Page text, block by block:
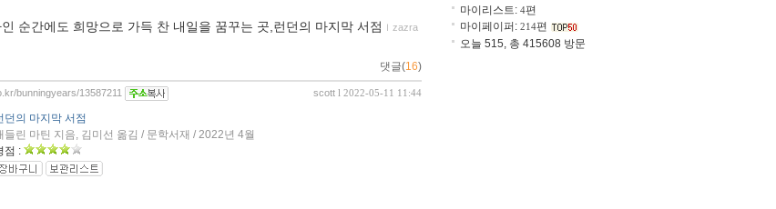
순간에도 희망으로 가득 찬 내일을 꿈꾸는 곳,런던의 마지막 서점 ｌ zazra
댓글(16)
scott l 2022-05-11 11:44
bunningyears/13587211
던의 마지막 서점
들린 마틴 지음, 김미선 옮김 / 문학서재 / 2022년 4월
점 :
마이리스트: 4편
마이페이퍼: 214편
오늘 515, 총 415608 방문